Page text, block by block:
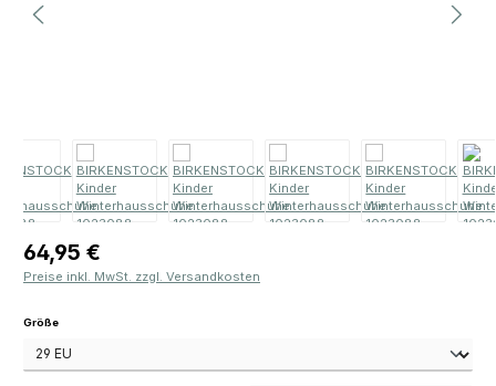
Regulärer Preis:
64,95 €
Preise inkl. MwSt. zzgl. Versandkosten
Größeauswählen